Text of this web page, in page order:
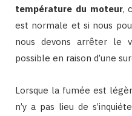
température du moteur,
est normale et si nous
nous devons arrêter le
possible en raison d’une
Lorsque la fumée est
n’y a pas lieu de